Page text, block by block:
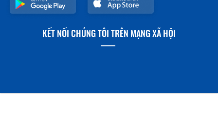
KẾT NỐI CHÚNG TÔI TRÊN MẠNG XÃ HỘI